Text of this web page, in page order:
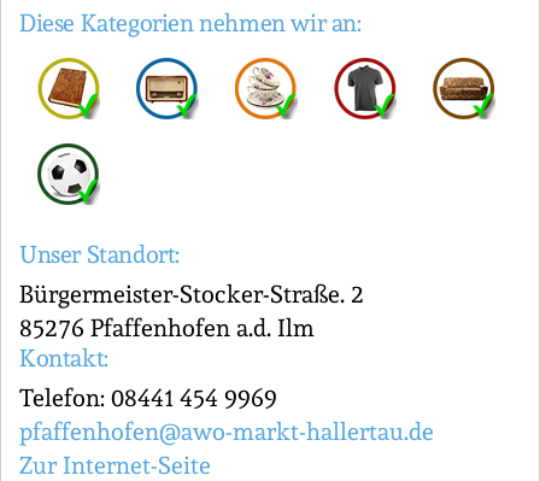
Diese Kategorien nehmen wir an:
Unser Standort:
Bürgermeister-Stocker-Straße. 2
85276 Pfaffenhofen a.d. Ilm
Kontakt:
Telefon: 08441 454 9969
pfaffenhofen@awo-markt-hallertau.de
Zur Internet-Seite